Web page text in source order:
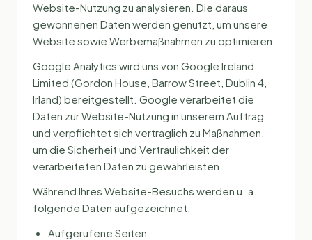
Website-Nutzung zu analysieren. Die daraus
gewonnenen Daten werden genutzt, um unsere
Website sowie Werbemaßnahmen zu optimieren.
Google Analytics wird uns von Google Ireland
Limited (Gordon House, Barrow Street, Dublin 4,
Irland) bereitgestellt. Google verarbeitet die
Daten zur Website-Nutzung in unserem Auftrag
und verpflichtet sich vertraglich zu Maßnahmen,
um die Sicherheit und Vertraulichkeit der
verarbeiteten Daten zu gewährleisten.
Während Ihres Website-Besuchs werden u. a.
folgende Daten aufgezeichnet:
Aufgerufene Seiten